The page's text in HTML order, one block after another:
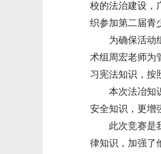
校的法治建设，
织参加第二届青
为确保活动组
术组周宏老师为
习宪法知识，按
本次法冶知识
安全知识，更增
此次竞赛是我
律知识，加强了